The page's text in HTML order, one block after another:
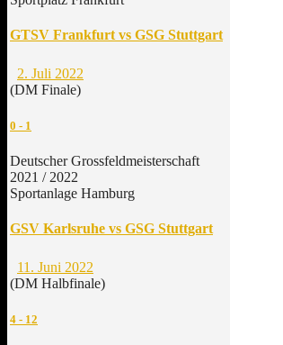
GTSV Frankfurt vs GSG Stuttgart
2. Juli 2022
(DM Finale)
0 - 1
Deutscher Grossfeldmeisterschaft
2021 / 2022
Sportanlage Hamburg
GSV Karlsruhe vs GSG Stuttgart
11. Juni 2022
(DM Halbfinale)
4 - 12